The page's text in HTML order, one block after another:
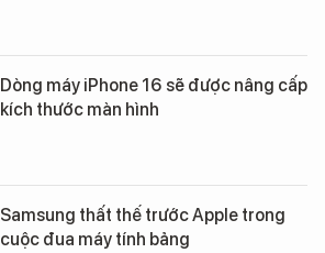
Dòng máy iPhone 16 sẽ được nâng cấp
kích thước màn hình
Samsung thất thế trước Apple trong
cuộc đua máy tính bảng